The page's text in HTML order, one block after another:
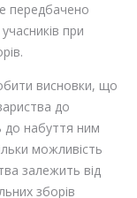
передбачено
при
висновки, що
до
до набуття ним
можливість
залежить від
зборів